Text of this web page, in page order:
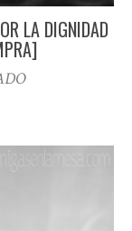
LA DIGNIDAD